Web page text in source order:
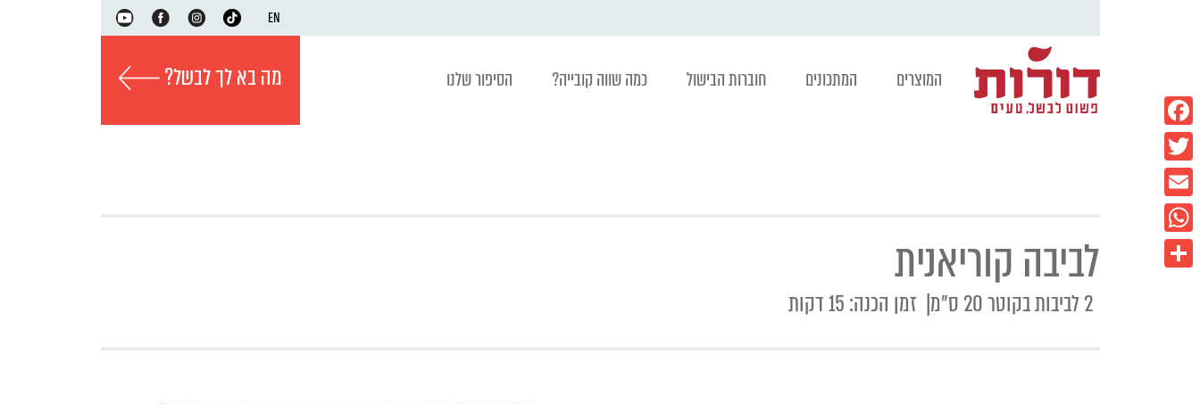
EN
המוצרים המתכונים חוברות הבישול כמה שווה קובייה? הסיפור שלנו מה בא לך לבשל?
לביבה קוריאנית
2 לביבות בקוטר 20 ס"מ| זמן הכנה: 15 דקות
Facebook
Twitter
Email
WhatsApp